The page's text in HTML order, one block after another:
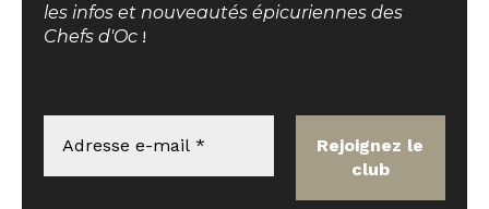
les infos et nouveautés épicuriennes des
Chefs d'Oc !